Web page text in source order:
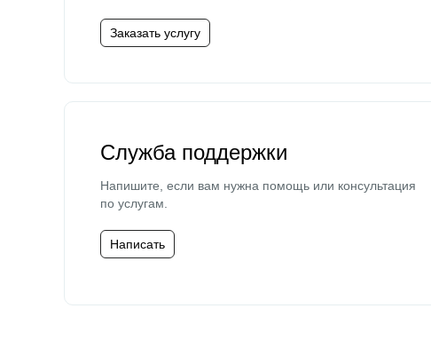
Заказать услугу
Служба поддержки
Напишите, если вам нужна помощь или консультация
по услугам.
Написать